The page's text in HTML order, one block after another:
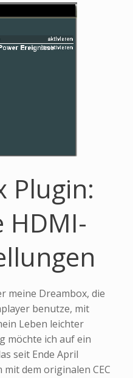
Plugin:
HDMI-
meine Dreambox, die
benutze, mit
Leben leichter
möchte ich auf ein
seit Ende April
dem originalen CEC